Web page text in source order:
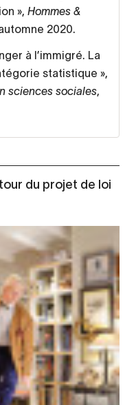
», Hommes &
2020.
à l’immigré. La
statistique »,
sciences sociales,
du projet de loi